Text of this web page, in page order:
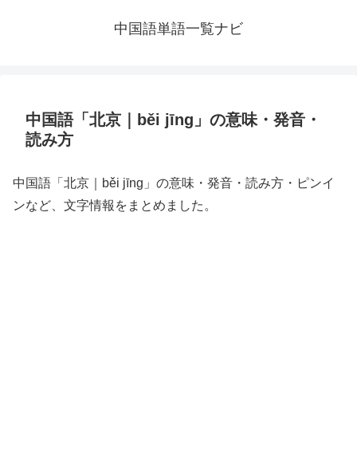
中国語単語一覧ナビ
中国語「北京｜běi jīng」の意味・発音・
読み方
中国語「北京｜běi jīng」の意味・発音・読み方・ピンイ
ンなど、文字情報をまとめました。